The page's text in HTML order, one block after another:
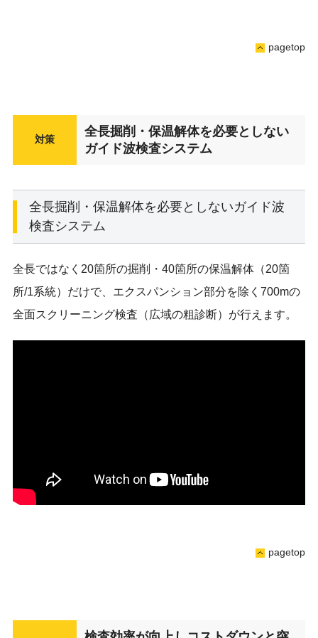
pagetop
対策
全長掘削・保温解体を必要としない
ガイド波検査システム
全長掘削・保温解体を必要としないガイド波
検査システム
全長ではなく20箇所の掘削・40箇所の保温解体（20箇
所/1系統）だけで、エクスパンション部分を除く700mの
全面スクリーニング検査（広域の粗診断）が行えます。
pagetop